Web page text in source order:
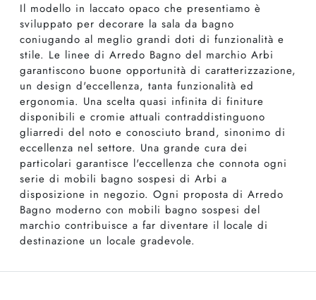
Il modello in laccato opaco che presentiamo è
sviluppato per decorare la sala da bagno
coniugando al meglio grandi doti di funzionalità e
stile. Le linee di Arredo Bagno del marchio Arbi
garantiscono buone opportunità di caratterizzazione,
un design d'eccellenza, tanta funzionalità ed
ergonomia. Una scelta quasi infinita di finiture
disponibili e cromie attuali contraddistinguono
gliarredi del noto e conosciuto brand, sinonimo di
eccellenza nel settore. Una grande cura dei
particolari garantisce l'eccellenza che connota ogni
serie di mobili bagno sospesi di Arbi a
disposizione in negozio. Ogni proposta di Arredo
Bagno moderno con mobili bagno sospesi del
marchio contribuisce a far diventare il locale di
destinazione un locale gradevole.